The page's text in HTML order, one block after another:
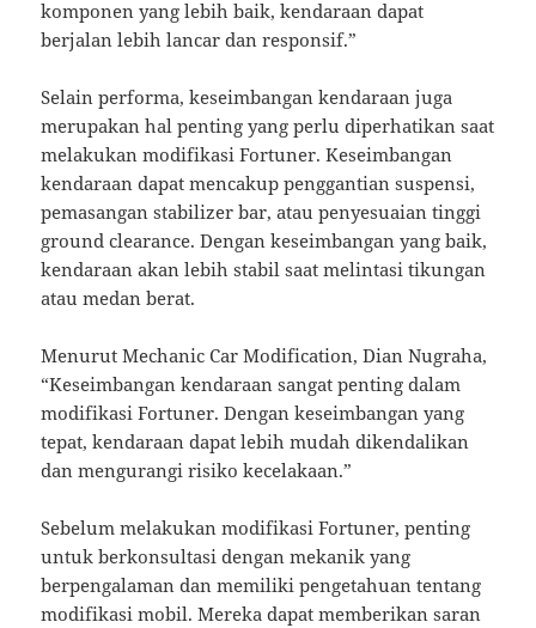
komponen yang lebih baik, kendaraan dapat
berjalan lebih lancar dan responsif.”
Selain performa, keseimbangan kendaraan juga
merupakan hal penting yang perlu diperhatikan saat
melakukan modifikasi Fortuner. Keseimbangan
kendaraan dapat mencakup penggantian suspensi,
pemasangan stabilizer bar, atau penyesuaian tinggi
ground clearance. Dengan keseimbangan yang baik,
kendaraan akan lebih stabil saat melintasi tikungan
atau medan berat.
Menurut Mechanic Car Modification, Dian Nugraha,
“Keseimbangan kendaraan sangat penting dalam
modifikasi Fortuner. Dengan keseimbangan yang
tepat, kendaraan dapat lebih mudah dikendalikan
dan mengurangi risiko kecelakaan.”
Sebelum melakukan modifikasi Fortuner, penting
untuk berkonsultasi dengan mekanik yang
berpengalaman dan memiliki pengetahuan tentang
modifikasi mobil. Mereka dapat memberikan saran